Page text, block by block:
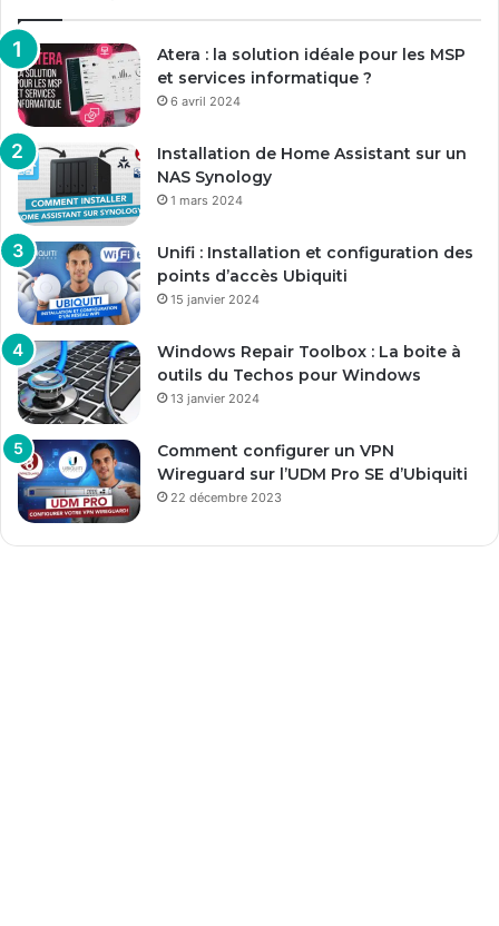
Atera : la solution idéale pour les MSP
et services informatique ?
6 avril 2024
Installation de Home Assistant sur un
NAS Synology
1 mars 2024
Unifi : Installation et configuration des
points d’accès Ubiquiti
15 janvier 2024
Windows Repair Toolbox : La boite à
outils du Techos pour Windows
13 janvier 2024
Comment configurer un VPN
Wireguard sur l’UDM Pro SE d’Ubiquiti
22 décembre 2023